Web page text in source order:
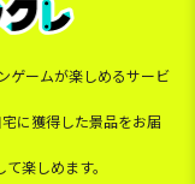
ゲームが楽しめるサービ
に獲得した景品をお届
楽しめます。